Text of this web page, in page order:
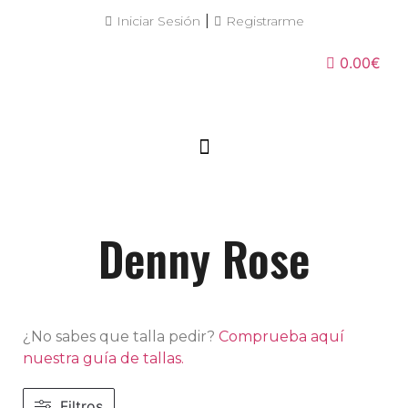
Iniciar Sesión Registrarme
0.00€
Denny Rose
¿No sabes que talla pedir? Comprueba aquí
nuestra guía de tallas.